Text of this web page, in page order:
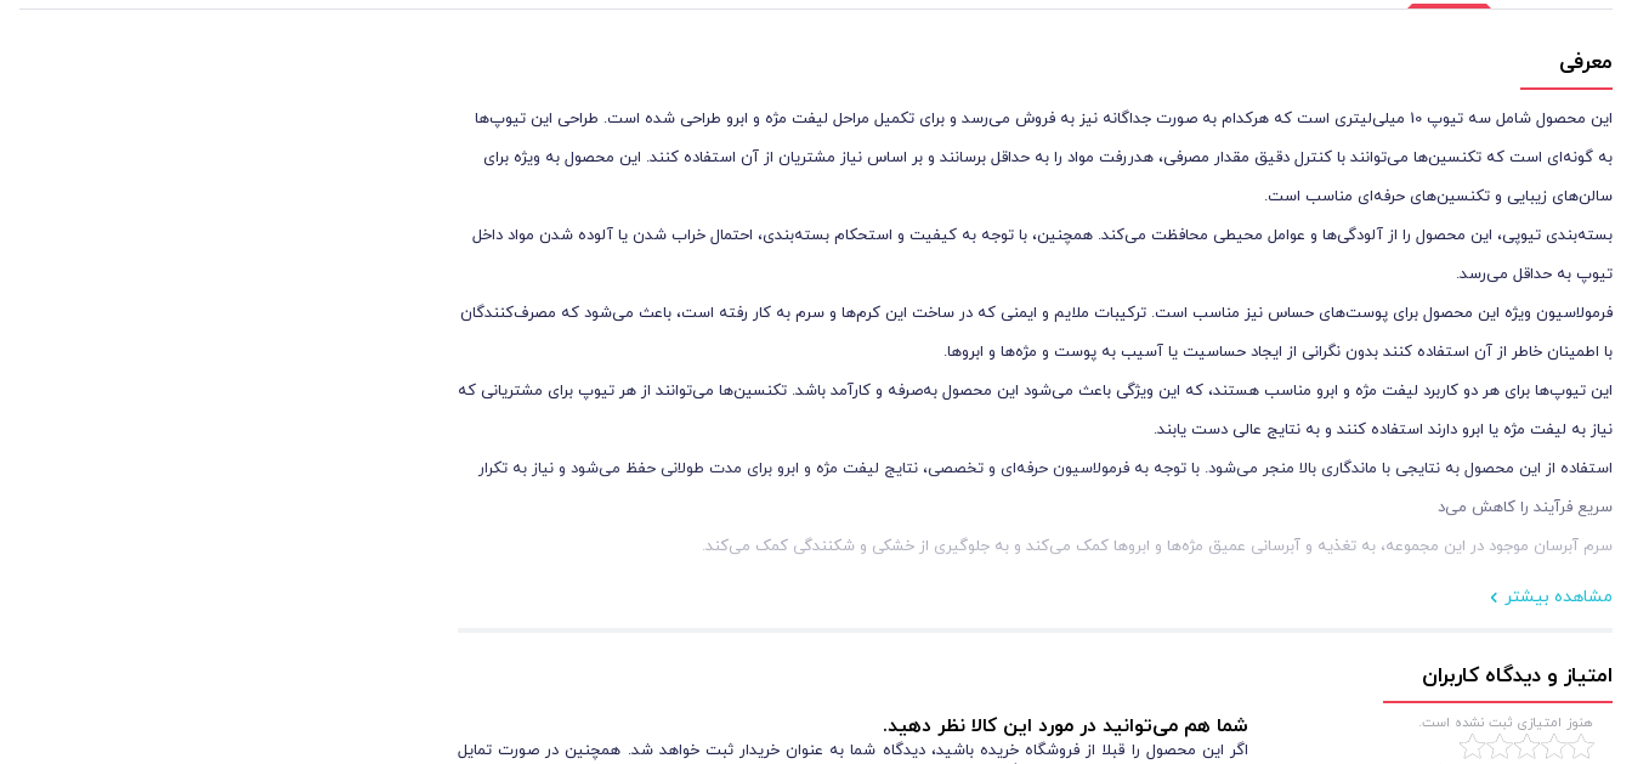
معرفی
این محصول شامل سه تیوپ 10 میلی‌لیتری است که هرکدام به صورت جداگانه نیز به فروش می‌رسد و برای تکمیل مراحل لیفت مژه و ابرو طراحی شده است. طراحی این تیوپ‌ها
به گونه‌ای است که تکنسین‌ها می‌توانند با کنترل دقیق مقدار مصرفی، هدررفت مواد را به حداقل برسانند و بر اساس نیاز مشتریان از آن استفاده کنند. این محصول به ویژه برای
سالن‌های زیبایی و تکنسین‌های حرفه‌ای مناسب است.
بسته‌بندی تیوپی، این محصول را از آلودگی‌ها و عوامل محیطی محافظت می‌کند. همچنین، با توجه به کیفیت و استحکام بسته‌بندی، احتمال خراب شدن یا آلوده شدن مواد داخل
تیوپ به حداقل می‌رسد.
فرمولاسیون ویژه این محصول برای پوست‌های حساس نیز مناسب است. ترکیبات ملایم و ایمنی که در ساخت این کرم‌ها و سرم به کار رفته است، باعث می‌شود که مصرف‌کنندگان
با اطمینان خاطر از آن استفاده کنند بدون نگرانی از ایجاد حساسیت یا آسیب به پوست و مژه‌ها و ابروها.
این تیوپ‌ها برای هر دو کاربرد لیفت مژه و ابرو مناسب هستند، که این ویژگی باعث می‌شود این محصول به‌صرفه و کارآمد باشد. تکنسین‌ها می‌توانند از هر تیوپ برای مشتریانی که
نیاز به لیفت مژه یا ابرو دارند استفاده کنند و به نتایج عالی دست یابند.
استفاده از این محصول به نتایجی با ماندگاری بالا منجر می‌شود. با توجه به فرمولاسیون حرفه‌ای و تخصصی، نتایج لیفت مژه و ابرو برای مدت طولانی حفظ می‌شود و نیاز به تکرار
سریع فرآیند را کاهش می‌د
سرم آبرسان موجود در این مجموعه، به تغذیه و آبرسانی عمیق مژه‌ها و ابروها کمک می‌کند و به جلوگیری از خشکی و شکنندگی کمک می‌کند.
1.تیوپ شماره 1 کرم لیفتینگ (Lifting Cream):
•کاربرد:این کرم برای شروع فرآیند لیفت مژه و ابرو استفاده می‌شود. کرم لیفتینگ با بلند کردن و حالت دادن به مژه‌ها و ابروها، باعث می‌شود که ظاهری زیبا، طبیعی و
شاداب‌تر به آنها ببخشد. این مرحله به‌ویژه برای مشتریانی که به دنبال حالت زیباتر و بلندتر در مژه‌ها و ابروهای خود هستند، ایده‌آل است.
مشاهده بیشتر
امتیاز و دیدگاه کاربران
هنوز امتیازی ثبت نشده است. شما هم می‌توانید در مورد این کالا نظر دهید.
اگر این محصول را قبلا از فروشگاه خریده باشید، دیدگاه شما به عنوان خریدار ثبت خواهد شد. همچنین در صورت تمایل